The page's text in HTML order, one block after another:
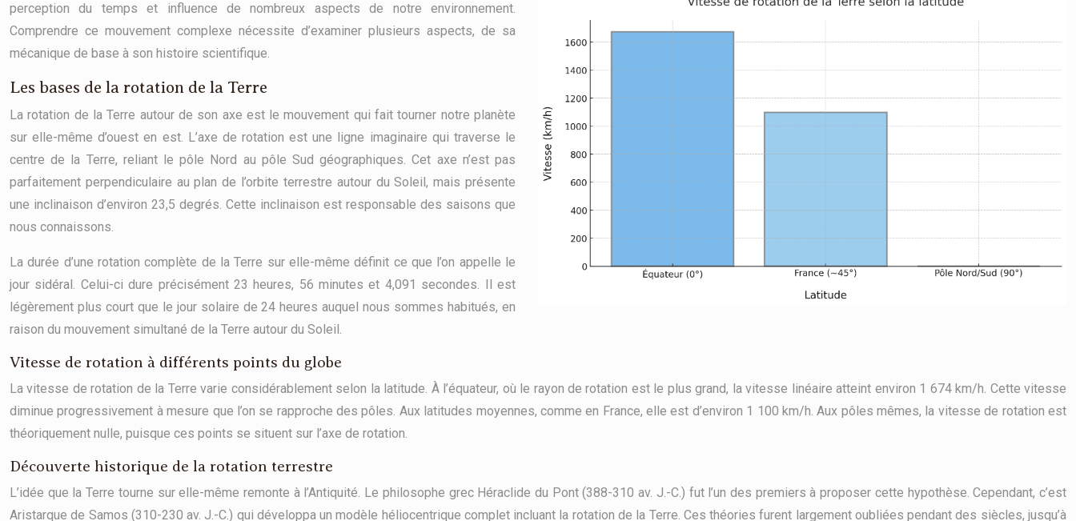
perception du temps et influence de nombreux aspects de notre environnement.
Comprendre ce mouvement complexe nécessite d’examiner plusieurs aspects, de sa
mécanique de base à son histoire scientifique.
Les bases de la rotation de la Terre
La rotation de la Terre autour de son axe est le mouvement qui fait tourner notre planète
sur elle-même d’ouest en est. L’axe de rotation est une ligne imaginaire qui traverse le
centre de la Terre, reliant le pôle Nord au pôle Sud géographiques. Cet axe n’est pas
parfaitement perpendiculaire au plan de l’orbite terrestre autour du Soleil, mais présente
une inclinaison d’environ 23,5 degrés. Cette inclinaison est responsable des saisons que
nous connaissons.
La durée d’une rotation complète de la Terre sur elle-même définit ce que l’on appelle le
jour sidéral. Celui-ci dure précisément 23 heures, 56 minutes et 4,091 secondes. Il est
légèrement plus court que le jour solaire de 24 heures auquel nous sommes habitués, en
raison du mouvement simultané de la Terre autour du Soleil.
Vitesse de rotation à différents points du globe
La vitesse de rotation de la Terre varie considérablement selon la latitude. À l’équateur, où le rayon de rotation est le plus grand, la vitesse linéaire atteint environ 1 674 km/h. Cette vitesse
diminue progressivement à mesure que l’on se rapproche des pôles. Aux latitudes moyennes, comme en France, elle est d’environ 1 100 km/h. Aux pôles mêmes, la vitesse de rotation est
théoriquement nulle, puisque ces points se situent sur l’axe de rotation.
Découverte historique de la rotation terrestre
L’idée que la Terre tourne sur elle-même remonte à l’Antiquité. Le philosophe grec Héraclide du Pont (388-310 av. J.-C.) fut l’un des premiers à proposer cette hypothèse. Cependant, c’est
Aristarque de Samos (310-230 av. J.-C.) qui développa un modèle héliocentrique complet incluant la rotation de la Terre. Ces théories furent largement oubliées pendant des siècles, jusqu’à